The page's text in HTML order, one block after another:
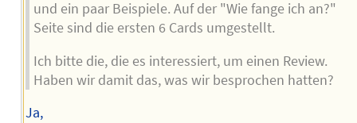
und ein paar Beispiele. Auf der "Wie fange ich an?"
Seite sind die ersten 6 Cards umgestellt.
Ich bitte die, die es interessiert, um einen Review.
Haben wir damit das, was wir besprochen hatten?
Ja,